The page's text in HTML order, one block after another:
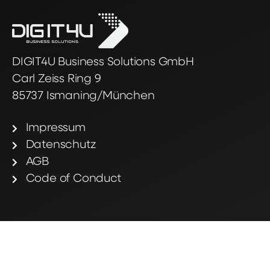
DIGIT4U Business Solutions GmbH
Carl Zeiss Ring 9
85737 Ismaning/München
Impressum
Datenschutz
AGB
Code of Conduct